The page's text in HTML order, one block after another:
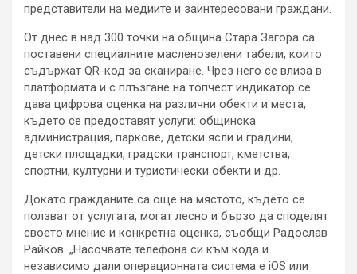
представители на медиите и заинтересовани граждани.
От днес в над 300 точки на община Стара Загора са
поставени специалните масленозелени табели, които
съдържат QR-код за сканиране. Чрез него се влиза в
платформата и с плъзгане на топчест индикатор се
дава цифрова оценка на различни обекти и места,
където се предоставят услуги: общинска
администрация, паркове, детски ясли и градини,
детски площадки, градски транспорт, кметства,
спортни, културни и туристически обекти и др.
Докато гражданите са още на мястото, където се
ползват от услугата, могат лесно и бързо да споделят
своето мнение и конкретна оценка, съобщи Радослав
Райков. „Насочвате телефона си към кода и
независимо дали операционната система е iOS или